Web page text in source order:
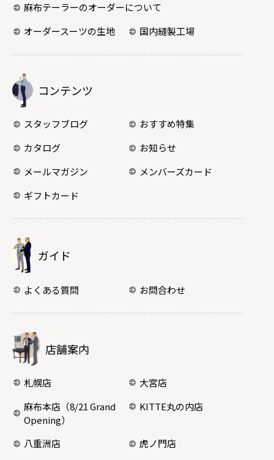
麻布テーラーのオーダーについて
オーダースーツの生地
国内縫製工場
コンテンツ
スタッフブログ
おすすめ特集
カタログ
お知らせ
メールマガジン
メンバーズカード
ギフトカード
ガイド
よくある質問 お問合わせ
店舗案内
札幌店
大宮店
麻布本店（8/21 Grand
Opening）
KITTE丸の内店
八重洲店
虎ノ門店